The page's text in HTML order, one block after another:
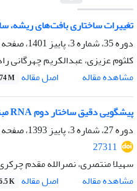
تغییرات ساختاری بافت‌های
دوره 35، شماره 3، پاییز 1401، صفحه
کلثوم عزیزی، عبدالکریم چهرگانی
مشاهده مقاله
اصل مقاله M
پیشگویی دقیق ساختار دوم RNA مبتنی بر الگوریتم ژنتیک
دوره 27، شماره 3، پاییز 1393، صفحه
27311
سهیلا منتصری، نصرالله مقدم
مشاهده مقاله
اصل مقاله K